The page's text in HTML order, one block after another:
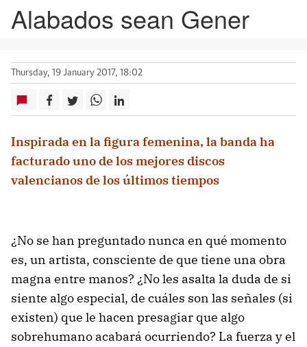
Alabados sean Gener
Thursday, 19 January 2017, 18:02
Inspirada en la figura femenina, la banda ha
facturado uno de los mejores discos
valencianos de los últimos tiempos
¿No se han preguntado nunca en qué momento
es, un artista, consciente de que tiene una obra
magna entre manos? ¿No les asalta la duda de si
siente algo especial, de cuáles son las señales (si
existen) que le hacen presagiar que algo
sobrehumano acabará ocurriendo? La fuerza y el